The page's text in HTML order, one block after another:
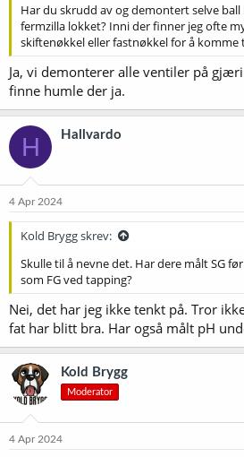
Har du skrudd av og demontert selve
fermzilla lokket? Inni der finner jeg ofte
skiftenøkkel eller fastnøkkel for å komme
Ja, vi demonterer alle ventiler på
finne humle der ja.
H Hallvardo
4 Apr 2024
Kold Brygg skrev:
Skulle til å nevne det. Har dere målt SG
som FG ved tapping?
Nei, det har jeg ikke tenkt på. Tror
fat har blitt bra. Har også målt pH
Kold Brygg
Moderator
4 Apr 2024